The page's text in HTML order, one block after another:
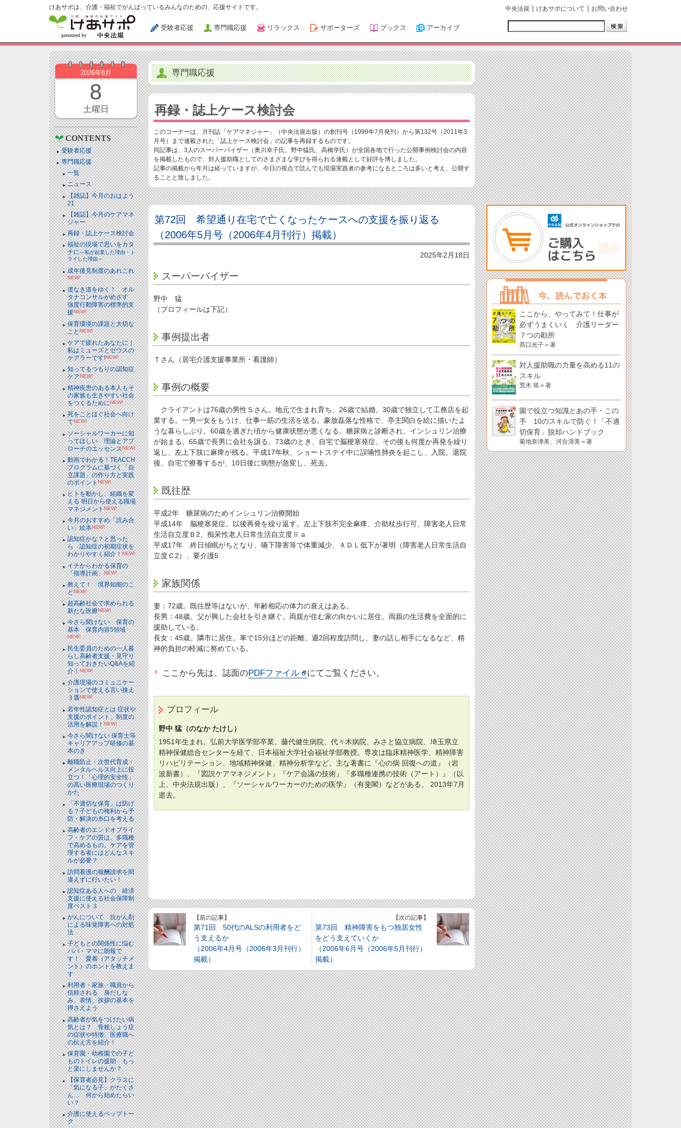
けあサポは、介護・福祉でがんばっているみんなのための、応援サイトです。
受験者応援 専門職応援 リラックス サポーターズ ブックス アーカイブ
中央法規 けあサポについて お問い合わせ
2026年8月
8
土曜日
CONTENTS
受験者応援
専門職応援
一覧
ニュース
【雑誌】今月のおはよう
21
【雑誌】今月のケアマネ
ジャー
再録・誌上ケース検討会
福祉の現場で思いをカタ
チに～私が起業した理由・ト
ライした理由～
成年後見制度のあれこれ
NEW!
道なき道をゆく！ オル
タナコンサルがめざす
強度行動障害の標準的支
援NEW!
保育環境の課題と大切な
ことNEW!
ケアで疲れたあなたに｜
私はミューズとゼウスの
ケアラーです!NEW!
知ってるつもりの認知症
ケアNEW!
精神疾患のある本人もそ
の家族も生きやすい社会
をつくるためにNEW!
死をことほぐ社会へ向け
てNEW!
ソーシャルワーカーに知
ってほしい 理論とアプ
ローチのエッセンスNEW!
動画でわかる！TEACCH
プログラムに基づく「自
立課題」の作り方と実践
のポイントNEW!
ヒトを動かし、組織を変
える 明日から使える職場
マネジメントNEW!
今月のおすすめ「読み合
い」絵本NEW!
認知症かな？と思った
ら 認知症の初期症状を
わかりやすく紹介！NEW!
イチからわかる保育の
「指導計画」NEW!
教えて！ 境界知能のこ
とNEW!
超高齢社会で求められる
新たな医療NEW!
今さら聞けない 保育の
基本 保育内容5領域
NEW!
民生委員のための一人暮
らし高齢者支援・見守り
知っておきたいQ&Aを紹
介！NEW!
介護現場のコミュニケー
ションで使える言い換え
３選NEW!
若年性認知症とは 症状や
支援のポイント、制度の
活用を解説！NEW!
今さら聞けない 保育士等
キャリアアップ研修の基
本のき
離職防止・次世代育成・
メンタルヘルス向上に役
立つ！「心理的安全性」
の高い医療現場のつくり
かた
「不適切な保育」は防げ
る？子どもの権利から予
防・解決の糸口を考える
高齢者のエンドオブライ
フ・ケアの質は、多職種
で高めるもの。ケアを管
理する者にはどんなスキ
ルが必要？
訪問看護の報酬請求を間
違えずに行いたい！
認知症ある人への 経済
支援に使える社会保障制
度ベスト３
がんについて 抗がん剤
による味覚障害への対処
法
子どもとの関係性に悩む
パパ・ママに朗報で
す！ 愛着（アタッチメ
ント）のホントを教えま
す
利用者・家族・職員から
信頼される 身だしな
み、表情、挨拶の基本を
押さえよう
高齢者が気をつけたい病
気とは？ 骨粗しょう症
の症状や特徴、医療職へ
の伝え方を紹介！
保育園・幼稚園での子ど
ものトイレの援助 もっ
と楽にしませんか？
【保育者必見】クラスに
「気になる子」がたくさ
ん… 何から始めたらい
い？
介護に使えるペップトー
ク
専門職応援
再録・誌上ケース検討会
このコーナーは、月刊誌「ケアマネジャー」（中央法規出版）の創刊号（1999年7月発刊）から第132号（2011年3
月号）まで連載された「誌上ケース検討会」の記事を再録するものです。
同記事は、3人のスーパーバイザー（奥川幸子氏、野中猛氏、高橋学氏）が全国各地で行った公開事例検討会の内容
を掲載したもので、対人援助職としてのさまざまな学びを得られる連載として好評を博しました。
記事の掲載から年月は経っていますが、今日の視点で読んでも現場実践者の参考になるところは多いと考え、公開す
ることと致しました。
第72回 希望通り在宅で亡くなったケースへの支援を振り返る
（2006年5月号（2006年4月刊行）掲載）
2025年2月18日
スーパーバイザー
野中 猛
（プロフィールは下記）
事例提出者
Ｔさん（居宅介護支援事業所・看護師）
事例の概要
クライアントは76歳の男性Ｓさん。地元で生まれ育ち、26歳で結婚。30歳で独立して工務店を起
業する。一男一女をもうけ、仕事一筋の生活を送る。豪放磊落な性格で、亭主関白を絵に描いたよ
うな暮らしぶり。60歳を過ぎた頃から健康状態が悪くなる。糖尿病と診断され、インシュリン治療
が始まる。65歳で長男に会社を譲る。73歳のとき、自宅で脳梗塞発症。その後も何度か再発を繰り
返し、左上下肢に麻痺が残る。平成17年秋、ショートステイ中に誤嚥性肺炎を起こし、入院。退院
後、自宅で療養するが、10日後に病態が急変し、死去。
既往歴
平成2年 糖尿病のためインシュリン治療開始
平成14年 脳梗塞発症。以後再発を繰り返す。左上下肢不完全麻痺、介助杖歩行可、障害老人日常
生活自立度Ｂ2、痴呆性老人日常生活自立度Ⅱａ
平成17年 終日傾眠がちとなり、嚥下障害等で体重減少、ＡＤＬ低下が著明（障害老人日常生活自
立度Ｃ2）、要介護5
家族関係
妻：72歳。既往歴等はないが、年齢相応の体力の衰えはある。
長男：48歳。父が興した会社を引き継ぐ。両親が住む家の向かいに居住。両親の生活費を全面的に
援助している。
長女：45歳。隣市に居住。車で15分ほどの距離。週2回程度訪問し、妻の話し相手になるなど、精
神的負担の軽減に努めている。
ここから先は、誌面のPDFファイル にてご覧ください。
プロフィール
野中 猛（のなか たけし）
1951年生まれ。弘前大学医学部卒業。藤代健生病院、代々木病院、みさと協立病院、埼玉県立
精神保健総合センターを経て、日本福祉大学社会福祉学部教授。専攻は臨床精神医学、精神障害
リハビリテーション、地域精神保健、精神分析学など。主な著書に『心の病 回復への道』（岩
波新書）、『図説ケアマネジメント』『ケア会議の技術』『多職種連携の技術（アート）』（以
上、中央法規出版）、『ソーシャルワーカーのための医学』（有斐閣）などがある。 2013年7月
逝去。
【前の記事】
第71回 50代のALSの利用者をど
う支えるか
（2006年4月号（2006年3月刊行）
掲載）
【次の記事】
第73回 精神障害をもつ独居女性
をどう支えていくか
（2006年6月号（2006年5月刊行）
掲載）
ここから、やってみて！仕事が
必ずうまくいく 介護リーダー
７つの勘所
髙口光子＝著
対人援助職の力量を高める11の
スキル
荒木 篤＝著
園で役立つ知識とあの手・この
手 10のスキルで防ぐ！「不適
切保育」脱却ハンドブック
菊地奈津美、河合清美＝著